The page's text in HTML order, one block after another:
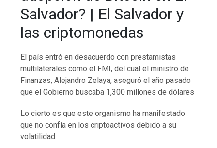
Salvador? | El Salvador y
las criptomonedas
El país entró en desacuerdo con prestamistas
multilaterales como el FMI, del cual el ministro de
Finanzas, Alejandro Zelaya, aseguró el año pasado
que el Gobierno buscaba 1,300 millones de dólares
Lo cierto es que este organismo ha manifestado
que no confía en los criptoactivos debido a su
volatilidad.